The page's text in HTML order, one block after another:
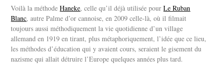
Voilà la méthodeHaneke, celle qu’il déjà utilisée pourLe Ruban
Blanc, autre Palme d’or cannoise, en 2009 celle-là, où il filmait
toujours aussi méthodiquement la vie quotidienne d’un village
allemand en 1919 en tirant, plus métaphoriquement, l’idée que ce lieu,
les méthodes d’éducation qui y avaient cours, seraient le gisement du
nazisme qui allait détruire l’Europe quelques années plus tard.